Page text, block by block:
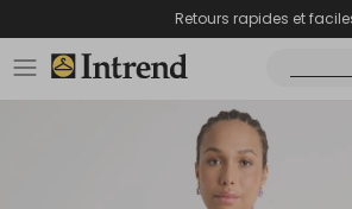
Retours rapides et